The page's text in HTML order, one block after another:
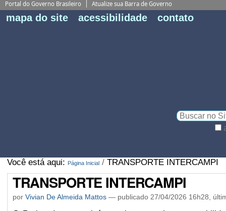
Portal do Governo Brasileiro Atualize sua Barra de Governo
mapa do site acessibilidade contato
Você está aqui: Página Inicial / TRANSPORTE INTERCAMPI
TRANSPORTE INTERCAMPI
por Vivian De Almeida Mattos— publicado27/04/2026 16h28,